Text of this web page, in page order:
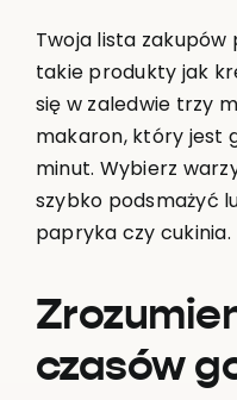
Twoja lista zakupów
takie produkty jak
się w zaledwie trzy
makaron, który jest
minut. Wybierz
szybko podsmażyć
papryka czy cukinia.
czasów